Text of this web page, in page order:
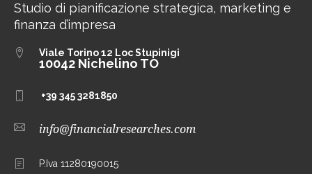
Studio di pianificazione strategica, marketing e
finanza d’impresa
Viale Torino 12 Loc Stupinigi
10042 Nichelino TO
+39 345 3281850
info@financialresearches.com
P.Iva 11280190015